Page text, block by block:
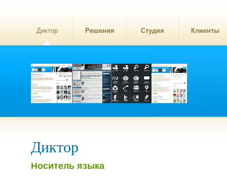
Диктор Решения Студия Клиенты
Диктор
Носитель языка